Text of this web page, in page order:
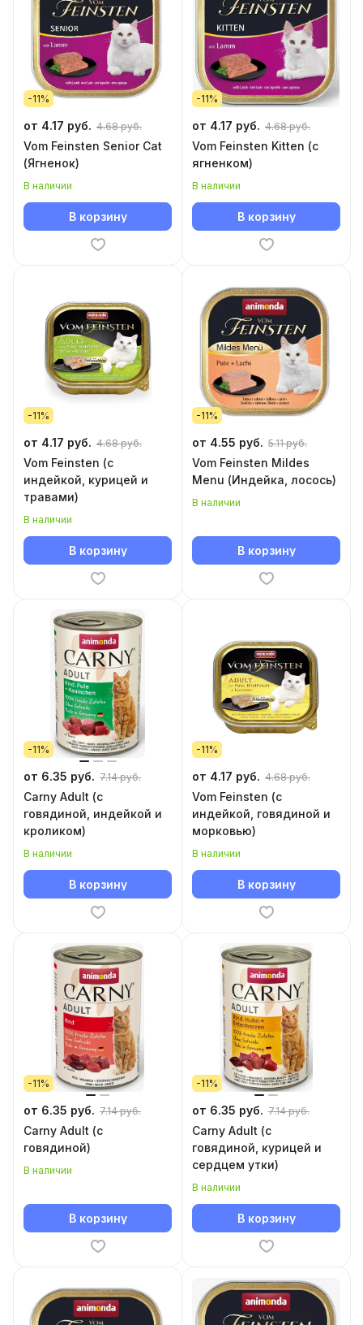
-11%
от 4.17 руб. 4.68 руб.
Vom Feinsten Senior Cat
(Ягненок)
В наличии
В корзину
-11%
от 4.17 руб. 4.68 руб.
Vom Feinsten Kitten (с
ягненком)
В наличии
В корзину
-11%
от 4.17 руб. 4.68 руб.
Vom Feinsten (с
индейкой, курицей и
травами)
В наличии
В корзину
-11%
от 4.55 руб. 5.11 руб.
Vom Feinsten Mildes
Menu (Индейка, лосось)
В наличии
В корзину
-11%
от 6.35 руб. 7.14 руб.
Carny Adult (с
говядиной, индейкой и
кроликом)
В наличии
В корзину
-11%
от 4.17 руб. 4.68 руб.
Vom Feinsten (с
индейкой, говядиной и
морковью)
В наличии
В корзину
-11%
от 6.35 руб. 7.14 руб.
Carny Adult (с
говядиной)
В наличии
В корзину
-11%
от 6.35 руб. 7.14 руб.
Carny Adult (с
говядиной, курицей и
сердцем утки)
В наличии
В корзину